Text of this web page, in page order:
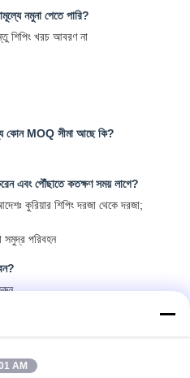
নমুনা পেতে পারি?
শিপিং খরচ আবরণ না
কোন MOQ সীমা আছে কি?
এবং পৌঁছাতে কতক্ষণ সময় লাগে?
কুরিয়ার শিপিং দরজা থেকে দরজা;
সমুদ্র পরিবহন
এবং সেরা উদ্ধৃতি পাঠাতে
ইস্যু PO জানাতে, আমরা যথাযথভাবে PI
পর উৎপাদন শুরু হয়
AM